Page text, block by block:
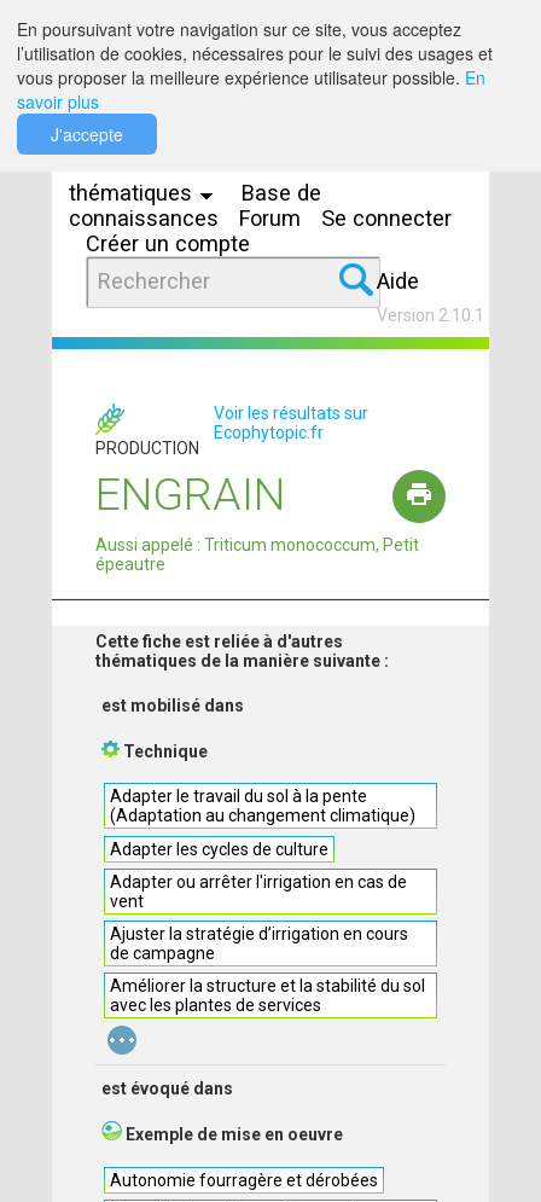
thématiques
Base de
connaissances
Forum
Se connecter
Créer un compte
Aide
Version 2.10.1
PRODUCTION
Voir les résultats sur
Ecophytopic.fr
ENGRAIN
Aussi appelé : Triticum monococcum, Petit
épeautre
Cette fiche est reliée à d'autres
thématiques de la manière suivante :
est mobilisé dans
Technique
Adapter le travail du sol à la pente
(Adaptation au changement climatique)
Adapter les cycles de culture
Adapter ou arrêter l'irrigation en cas de
vent
Ajuster la stratégie d’irrigation en cours
de campagne
Améliorer la structure et la stabilité du sol
avec les plantes de services
...
est évoqué dans
Exemple de mise en oeuvre
Autonomie fourragère et dérobées
En poursuivant votre navigation sur ce site, vous acceptez
l’utilisation de cookies, nécessaires pour le suivi des usages et
vous proposer la meilleure expérience utilisateur possible. En
savoir plus
J'accepte